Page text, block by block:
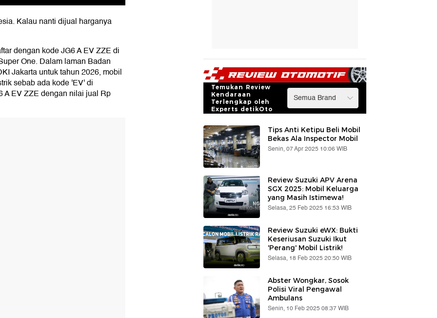
Kalau nanti dijual harganya
dengan kode JG6 A EV ZZE di
One. Dalam laman Badan
Jakarta untuk tahun 2026, mobil
sebab ada kode 'EV' di
A EV ZZE dengan nilai jual Rp
Temukan Review
Kendaraan
Terlengkap oleh
Experts detikOto
Tips Anti Ketipu Beli Mobil
Bekas Ala Inspector Mobil
Senin, 07 Apr 2025 10:06 WIB
Review Suzuki APV Arena
SGX 2025: Mobil Keluarga
yang Masih Istimewa!
Selasa, 25 Feb 2025 16:53 WIB
Review Suzuki eWX: Bukti
Keseriusan Suzuki Ikut
'Perang' Mobil Listrik!
Selasa, 18 Feb 2025 20:50 WIB
Abster Wongkar, Sosok
Polisi Viral Pengawal
Ambulans
Senin, 10 Feb 2025 08:37 WIB